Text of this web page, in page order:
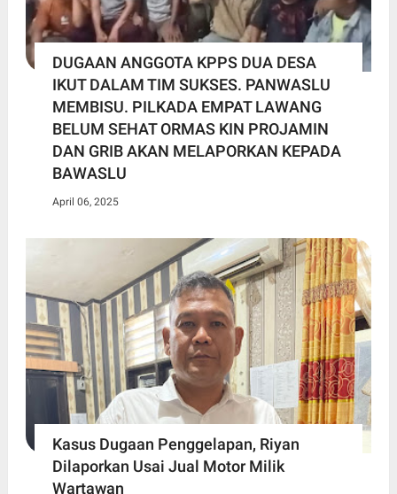
DUGAAN ANGGOTA KPPS DUA DESA
IKUT DALAM TIM SUKSES. PANWASLU
MEMBISU. PILKADA EMPAT LAWANG
BELUM SEHAT ORMAS KIN PROJAMIN
DAN GRIB AKAN MELAPORKAN KEPADA
BAWASLU
April 06, 2025
Kasus Dugaan Penggelapan, Riyan
Dilaporkan Usai Jual Motor Milik
Wartawan